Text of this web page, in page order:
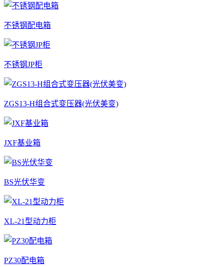
不锈钢配电箱
不锈钢JP柜
ZGS13-H组合式变压器(光伏美变)
JXF基业箱
BS光伏华变
XL-21型动力柜
PZ30配电箱